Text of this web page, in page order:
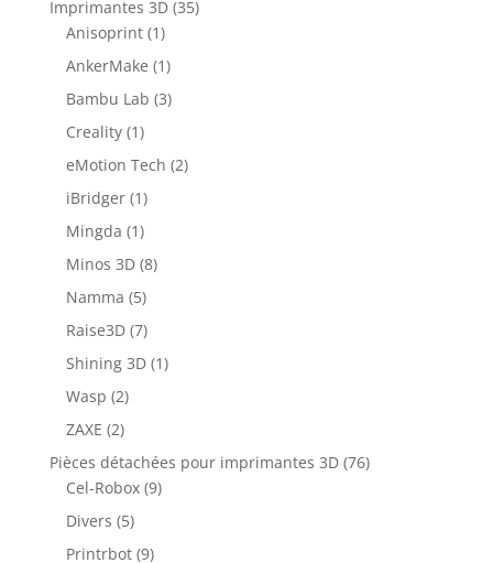
Imprimantes 3D (35)
Anisoprint (1)
AnkerMake (1)
Bambu Lab (3)
Creality (1)
eMotion Tech (2)
iBridger (1)
Mingda (1)
Minos 3D (8)
Namma (5)
Raise3D (7)
Shining 3D (1)
Wasp (2)
ZAXE (2)
Pièces détachées pour imprimantes 3D (76)
Cel-Robox (9)
Divers (5)
Printrbot (9)